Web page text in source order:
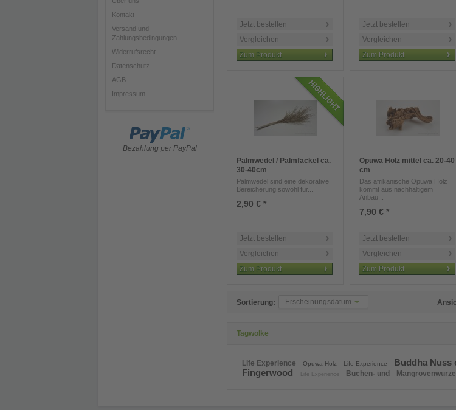
Kontakt
Versand und
Zahlungsbedingungen
Widerrufsrecht
Datenschutz
AGB
Impressum
Bezahlung per PayPal
Jetzt bestellen
Vergleichen
Zum Produkt
Jetzt bestellen
Vergleichen
Zum Produkt
Palmwedel / Palmfackel ca.
30-40cm
Palmwedel sind eine dekorative
Bereicherung sowohl für...
2,90 € *
Jetzt bestellen
Vergleichen
Zum Produkt
Opuwa Holz mittel ca. 20-40
cm
Das afrikanische Opuwa Holz
kommt aus nachhaltigem
Anbau...
7,90 € *
Jetzt bestellen
Vergleichen
Zum Produkt
Sortierung: Erscheinungsdatum
Tagwolke
Life Experience Opuwa Holz Life Experience Buddha Nuss
Fingerwood Life Experience Buchen- und Mangrovenwurzel